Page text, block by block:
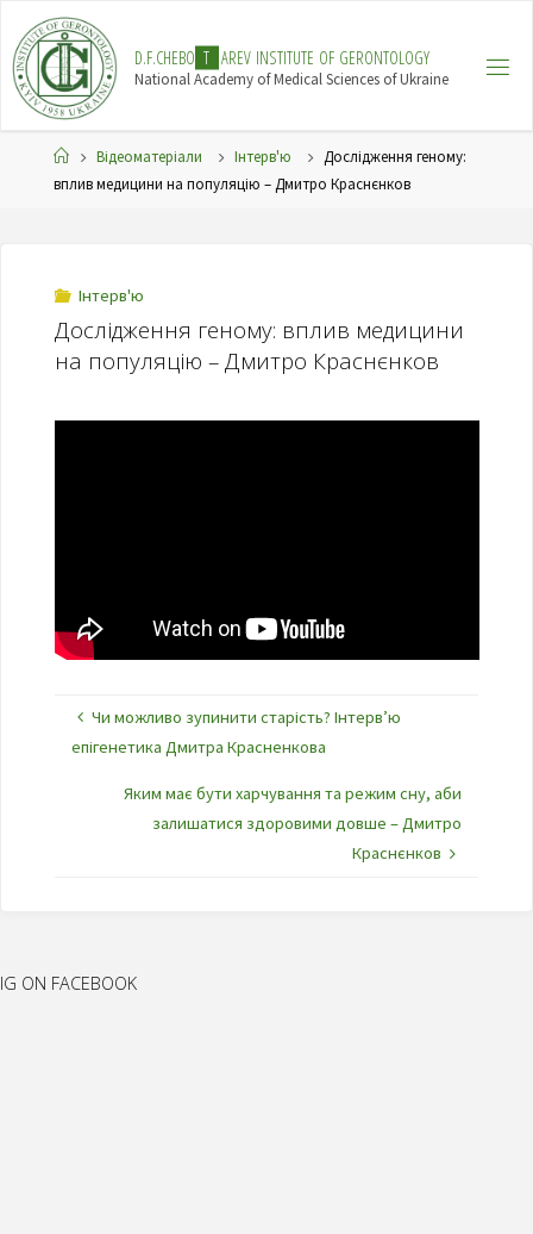
content
D.F.CHEBO T AREV INSTITUTE OF GERONTOL OGY
National Academy of Medical Sciences of Ukraine
HomeВідеоматеріали Інтерв'ю
Дослідження геному:
вплив медицини на популяцію – Дмитро Краснєнков
Інтерв'ю
Дослідження геному: вплив медицини
на популяцію – Дмитро Краснєнков
Чи можливо зупинити старість? Інтерв’ю
епігенетика Дмитра Красненкова
Яким має бути харчування та режим сну, аби
залишатися здоровими довше – Дмитро
Краснєнков
IG ON FACEBOOK